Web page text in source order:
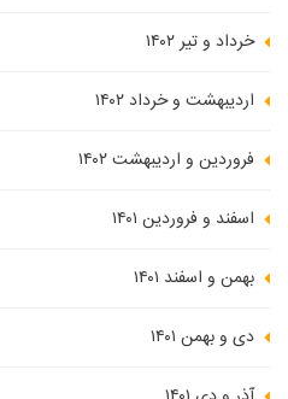
خرداد و تیر ۱۴۰۲
اردیبهشت و خرداد ۱۴۰۲
فروردین و اردیبهشت ۱۴۰۲
اسفند و فروردین ۱۴۰۱
بهمن و اسفند ۱۴۰۱
دی و بهمن ۱۴۰۱